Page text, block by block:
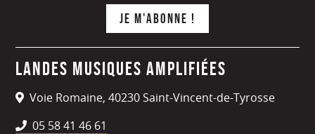
Landes Musiques Amplifiées
Voie Romaine, 40230 Saint-Vincent-de-Tyrosse
05 58 41 46 61